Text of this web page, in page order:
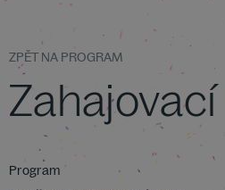
ZPĚT NA PROGRAM
Program